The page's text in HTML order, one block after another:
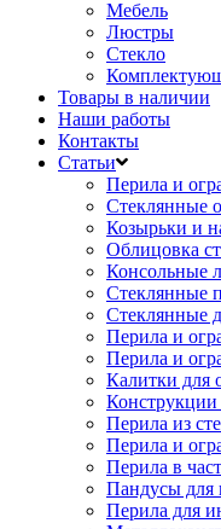
Мебель
Люстры
Стекло
Товары в наличии
Наши работы
Контакты
Статьи
Перила и
Стеклянные
Козырьки и
Облицовка
Консольные
Стеклянные
Стеклянные
Перила и
Перила и
Калитки для
Конструкции
Перила из
Перила и
Перила в
Пандусы для
Перила для